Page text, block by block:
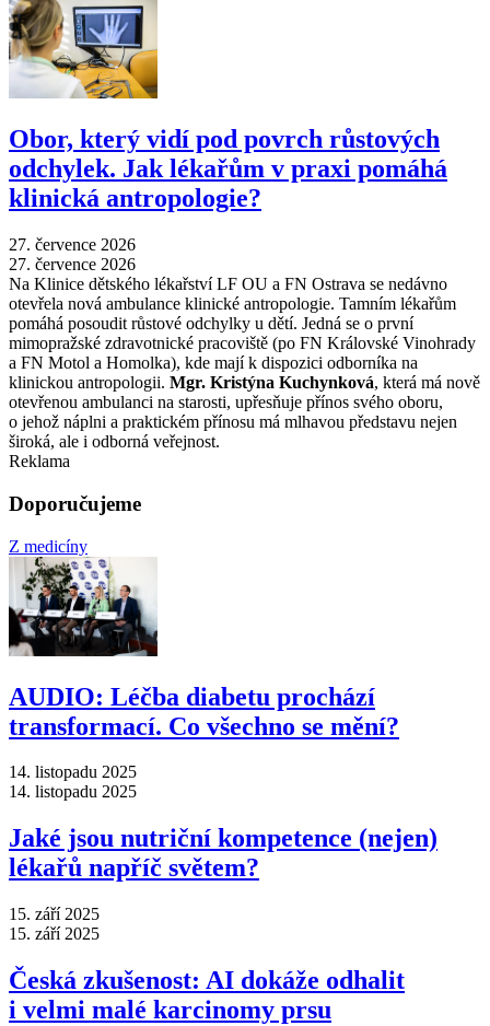
Obor, který vidí pod povrch růstových
odchylek. Jak lékařům v praxi pomáhá
klinická antropologie?
27. července 2026
27. července 2026
Na Klinice dětského lékařství LF OU a FN Ostrava se nedávno
otevřela nová ambulance klinické antropologie. Tamním lékařům
pomáhá posoudit růstové odchylky u dětí. Jedná se o první
mimopražské zdravotnické pracoviště (po FN Královské Vinohrady
a FN Motol a Homolka), kde mají k dispozici odborníka na
klinickou antropologii. Mgr. Kristýna Kuchynková, která má nově
otevřenou ambulanci na starosti, upřesňuje přínos svého oboru,
o jehož náplni a praktickém přínosu má mlhavou představu nejen
široká, ale i odborná veřejnost.
Reklama
Doporučujeme
Z medicíny
AUDIO: Léčba diabetu prochází
transformací. Co všechno se mění?
14. listopadu 2025
14. listopadu 2025
Jaké jsou nutriční kompetence (nejen)
lékařů napříč světem?
15. září 2025
15. září 2025
Česká zkušenost: AI dokáže odhalit
i velmi malé karcinomy prsu